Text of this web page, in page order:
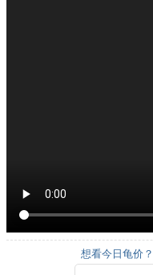
想看今日龟价